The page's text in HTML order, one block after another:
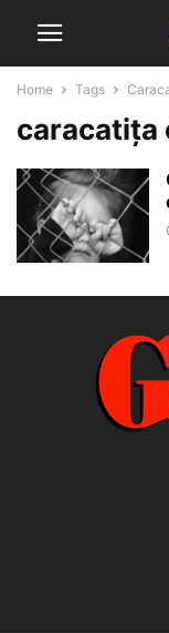
Home Tags
caracatița